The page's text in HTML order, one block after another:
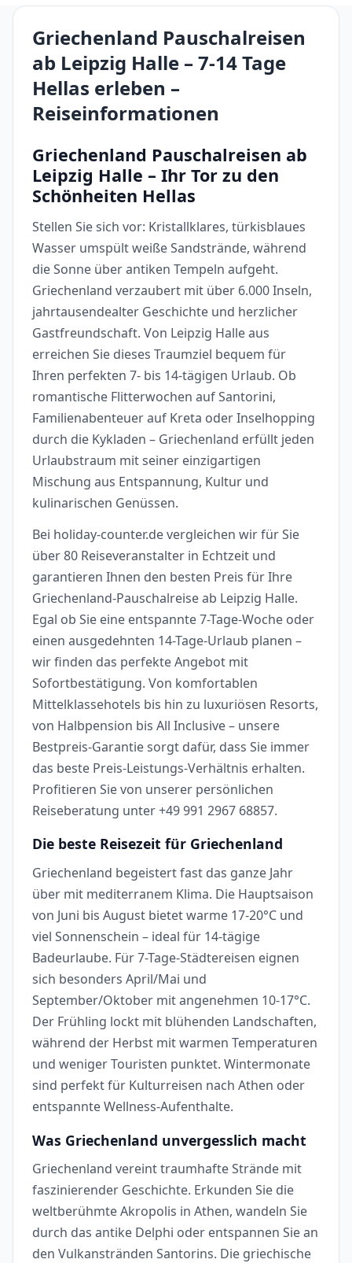
Griechenland Pauschalreisen
ab Leipzig Halle – 7-14 Tage
Hellas erleben –
Reiseinformationen
Griechenland Pauschalreisen ab
Leipzig Halle – Ihr Tor zu den
Schönheiten Hellas
Stellen Sie sich vor: Kristallklares, türkisblaues
Wasser umspült weiße Sandstrände, während
die Sonne über antiken Tempeln aufgeht.
Griechenland verzaubert mit über 6.000 Inseln,
jahrtausendealter Geschichte und herzlicher
Gastfreundschaft. Von Leipzig Halle aus
erreichen Sie dieses Traumziel bequem für
Ihren perfekten 7- bis 14-tägigen Urlaub. Ob
romantische Flitterwochen auf Santorini,
Familienabenteuer auf Kreta oder Inselhopping
durch die Kykladen – Griechenland erfüllt jeden
Urlaubstraum mit seiner einzigartigen
Mischung aus Entspannung, Kultur und
kulinarischen Genüssen.
Bei holiday-counter.de vergleichen wir für Sie
über 80 Reiseveranstalter in Echtzeit und
garantieren Ihnen den besten Preis für Ihre
Griechenland-Pauschalreise ab Leipzig Halle.
Egal ob Sie eine entspannte 7-Tage-Woche oder
einen ausgedehnten 14-Tage-Urlaub planen –
wir finden das perfekte Angebot mit
Sofortbestätigung. Von komfortablen
Mittelklassehotels bis hin zu luxuriösen Resorts,
von Halbpension bis All Inclusive – unsere
Bestpreis-Garantie sorgt dafür, dass Sie immer
das beste Preis-Leistungs-Verhältnis erhalten.
Profitieren Sie von unserer persönlichen
Reiseberatung unter +49 991 2967 68857.
Die beste Reisezeit für Griechenland
Griechenland begeistert fast das ganze Jahr
über mit mediterranem Klima. Die Hauptsaison
von Juni bis August bietet warme 17-20°C und
viel Sonnenschein – ideal für 14-tägige
Badeurlaube. Für 7-Tage-Städtereisen eignen
sich besonders April/Mai und
September/Oktober mit angenehmen 10-17°C.
Der Frühling lockt mit blühenden Landschaften,
während der Herbst mit warmen Temperaturen
und weniger Touristen punktet. Wintermonate
sind perfekt für Kulturreisen nach Athen oder
entspannte Wellness-Aufenthalte.
Was Griechenland unvergesslich macht
Griechenland vereint traumhafte Strände mit
faszinierender Geschichte. Erkunden Sie die
weltberühmte Akropolis in Athen, wandeln Sie
durch das antike Delphi oder entspannen Sie an
den Vulkanstränden Santorins. Die griechische